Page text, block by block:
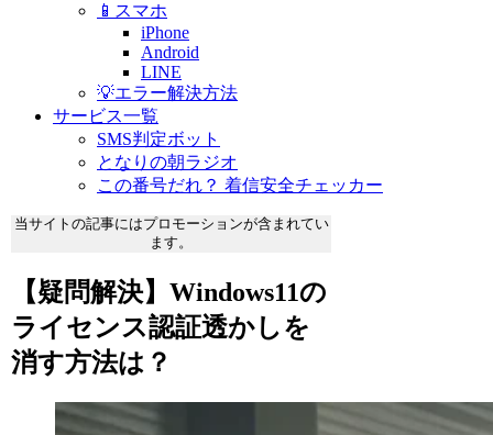
📱スマホ
iPhone
Android
LINE
💡エラー解決方法
サービス一覧
SMS判定ボット
となりの朝ラジオ
この番号だれ？ 着信安全チェッカー
当サイトの記事にはプロモーションが含まれてい
ます。
【疑問解決】Windows11の
ライセンス認証透かしを
消す方法は？